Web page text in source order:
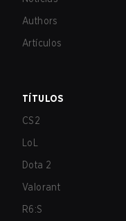
Authors
Artículos
TÍTULOS
CS2
LoL
Dota 2
Valorant
R6:S